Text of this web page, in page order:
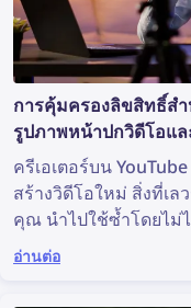
การคุ้มครองลิขสิทธิ์สำ
รูปภาพหน้าปกวิดีโอแล
ครีเอเตอร์บน
สร้างวิดีโอใหม่ สิ่งที่เ
คุณ นำไปใช้ซ้ำโดยไม่
จริงกลับไม่ได้รับการ
เนื้อหาที่ถูกขโมยและป
อ่านต่อ